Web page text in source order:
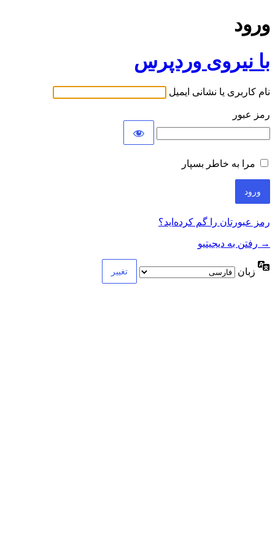
ورود
با نیروی وردپرس
نام کاربری یا نشانی ایمیل
رمز عبور
مرا به خاطر بسپار
رمز عبورتان را گم کرده‌اید؟
→ رفتن به دیجیتیو
زبان